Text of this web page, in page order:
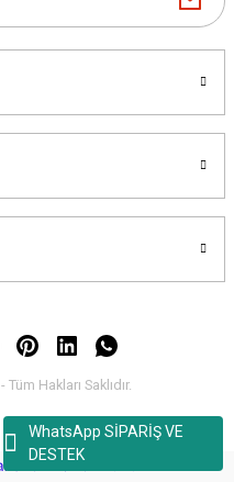
WhatsApp SİPARİŞ VE
DESTEK
Hakları Saklıdır.